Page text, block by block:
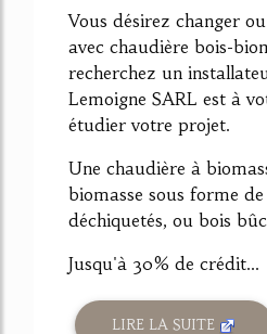
Vous désirez changer
avec chaudière bois-
recherchez un
Lemoigne SARL est à
étudier votre projet.
Une chaudière à
biomasse sous forme
déchiquetés, ou bois
Jusqu'à 30% de crédit...
LIRE LA SUITE